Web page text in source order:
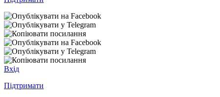
Вхід
Підтримати